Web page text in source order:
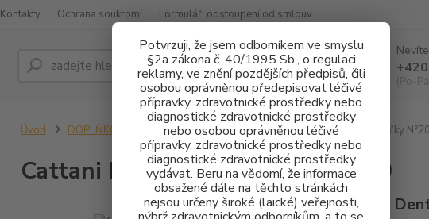
Potvrzuji, že jsem odborníkem ve smyslu
§2a zákona č. 40/1995 Sb., o regulaci
reklamy, ve znění pozdějších předpisů, čili
osobou oprávněnou předepisovat léčivé
přípravky, zdravotnické prostředky nebo
diagnostické zdravotnické prostředky
nebo osobou oprávněnou léčivé
přípravky, zdravotnické prostředky nebo
diagnostické zdravotnické prostředky
vydávat. Beru na vědomí, že informace
obsažené dále na těchto stránkách
nejsou určeny široké (laické) veřejnosti,
Kontakty Ochrana soukromí Formulář: odstoupení od smlouv
Hledat
(Po-
Úvod DOPLŇKOVÝ SORTIMENT SAVKY Cattani koncovka odsávačky
Cattani koncovka odsávačky N°20